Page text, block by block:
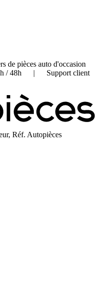
de pièces auto d'occasion
/ 48h | Support client
Réf. Autopièces